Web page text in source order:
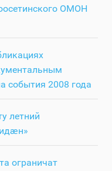
ОМОН
события 2008 года
летний
ограничат